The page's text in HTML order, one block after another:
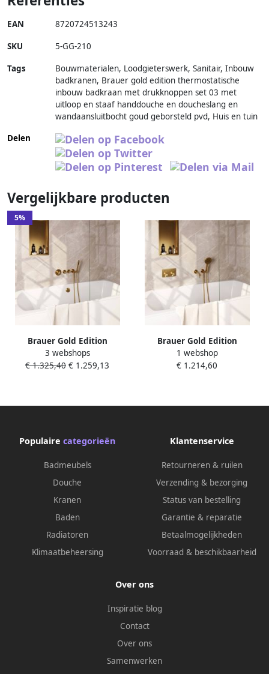
EAN 8720724513243
SKU 5-GG-210
Tags
Bouwmaterialen, Loodgieterswerk, Sanitair, Inbouw
badkranen, Brauer gold edition thermostatische
inbouw badkraan met drukknoppen set 03 met
uitloop en staaf handdouche en doucheslang en
wandaansluitbocht goud geborsteld pvd, Huis en tuin
Delen
Vergelijkbare producten
5%
Brauer Gold Edition
thermostatische inbouw
badkraan SET 02 met
doucheslang en
3 webshops
€ 1.325,40 € 1.259,13
Brauer Gold Edition
thermostatische inbouw
badkraan met drukknoppen
doucheslang en
1 webshop
€ 1.214,60
Populaire categorieën
Badmeubels
Douche
Kranen
Baden
Radiatoren
Klimaatbeheersing
Klantenservice
Retourneren & ruilen
Verzending & bezorging
Status van bestelling
Garantie & reparatie
Betaalmogelijkheden
Voorraad & beschikbaarheid
Over ons
Inspiratie blog
Contact
Over ons
Samenwerken